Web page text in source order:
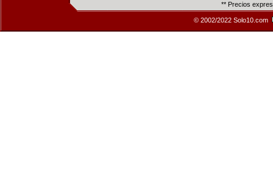
** Precios
© 2002/2022 Solo10.com